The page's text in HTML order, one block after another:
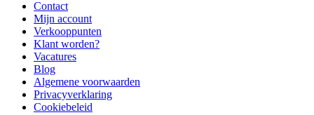
Contact
Mijn account
Verkooppunten
Klant worden?
Vacatures
Blog
Algemene voorwaarden
Privacyverklaring
Cookiebeleid